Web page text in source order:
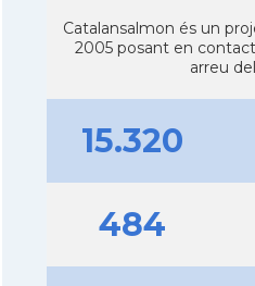
Catalansalmon és un
2005 posant en
arreu
15.320
484